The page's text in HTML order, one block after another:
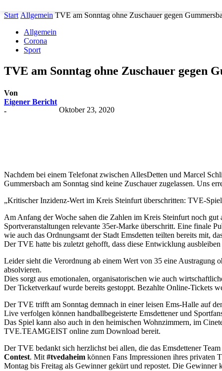
Start Allgemein TVE am Sonntag ohne Zuschauer gegen
Allgemein
Corona
Sport
TVE am Sonntag ohne Zuschauer gegen
Von
Eigener Bericht
-
Oktober 23, 2020
Nachdem bei einem Telefonat zwischen AllesDetten und Marcel
Gummersbach am Sonntag sind keine Zuschauer zugelassen. Uns
„Kritischer Inzidenz-Wert im Kreis Steinfurt überschritten: TVE-
Am Anfang der Woche sahen die Zahlen im Kreis Steinfurt noch
Sportveranstaltungen relevante 35er-Marke überschritt. Eine finale
wie auch das Ordnungsamt der Stadt Emsdetten teilten bereits mit,
Der TVE hatte bis zuletzt gehofft, dass diese Entwicklung
Leider sieht die Verordnung ab einem Wert von 35 eine Austragung
absolvieren.
Dies sorgt aus emotionalen, organisatorischen wie auch
Der Ticketverkauf wurde bereits gestoppt. Bezahlte Online-Tickets
Der TVE trifft am Sonntag demnach in einer leisen Ems-Halle auf
Live verfolgen können handballbegeisterte Emsdettener und
Das Spiel kann also auch in den heimischen Wohnzimmern, im
TVE.TEAMGEIST online zum Download bereit.
Der TVE bedankt sich herzlichst bei allen, die das Emsdettener
Contest. Mit #tvedaheim können Fans Impressionen ihres privaten
Montag bis Freitag als Gewinner gekürt und repostet. Die Gewinner